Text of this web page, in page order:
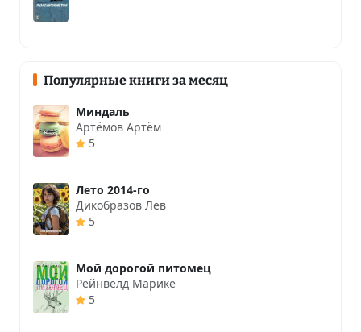
Популярные книги за месяц
Миндаль
Артёмов Артём
5
Лето 2014-го
Дикобразов Лев
5
Мой дорогой питомец
Рейнвелд Марике
5